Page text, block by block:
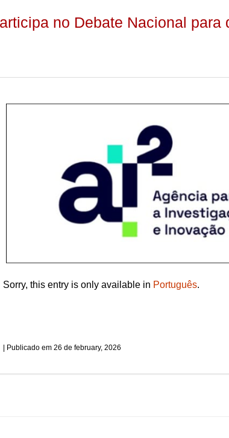
no Debate Nacional para
Sorry, this entry is only available in Português.
26 de february, 2026